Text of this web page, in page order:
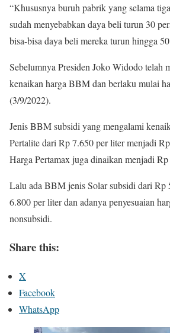
“Khususnya buruh pabrik yang selama
sudah menyebabkan daya beli turun 30
bisa-bisa daya beli mereka turun hingga
Sebelumnya Presiden Joko Widodo telah
kenaikan harga BBM dan berlaku mulai
(3/9/2022).
Jenis BBM subsidi yang mengalami
Pertalite dari Rp 7.650 per liter menjadi
Harga Pertamax juga dinaikan menjadi
Lalu ada BBM jenis Solar subsidi dari Rp
6.800 per liter dan adanya penyesuaian
nonsubsidi.
Share this:
X
Facebook
WhatsApp